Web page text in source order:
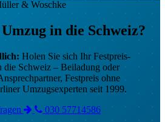
über 500 km?
UMZUG-BERLIN.de
Siekostenlose und unverbindliche